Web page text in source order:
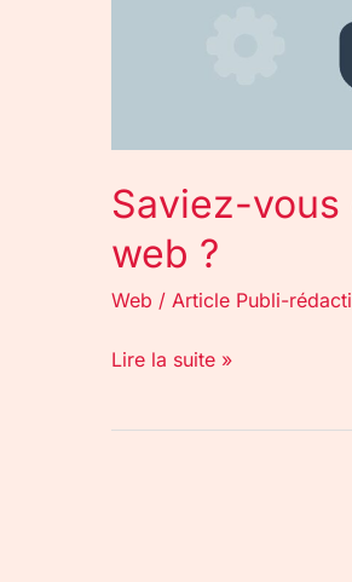
Saviez-
web ?
Web / Article Publi-
Lire la suite »